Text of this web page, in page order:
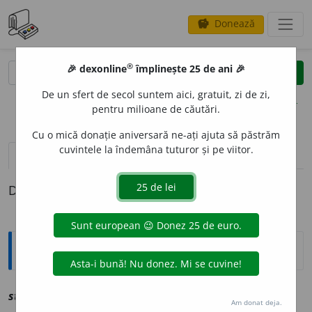
savings Donează
clear
opțiuni
definiții (1) pronunțievolume_up (15)
Definiția cu ID-ul 1243556:
Explicative DEX
stor
🎉 dexonline® împlinește 25 de ani 🎉
De un sfert de secol suntem aici, gratuit, zi de zi,
pentru milioane de căutări.
Cu o mică donație aniversară ne-ați ajuta să păstrăm
cuvintele la îndemâna tuturor și pe viitor.
Am donat deja.